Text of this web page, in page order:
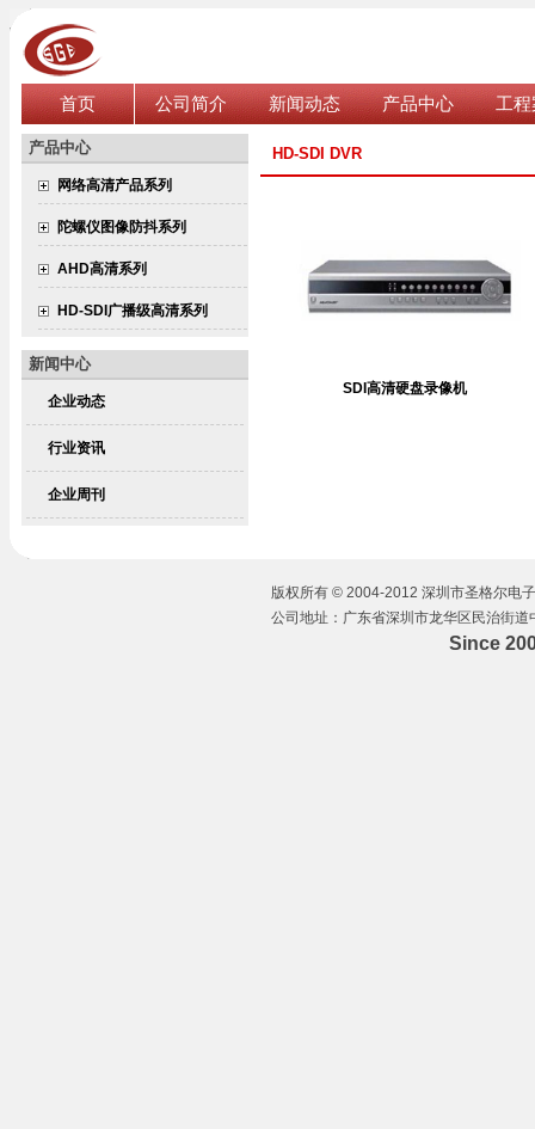
首页 公司简介 新闻动态 产品中心 工
产品中心
网络高清产品系列
陀螺仪图像防抖系列
AHD高清系列
HD-SDI广播级高清系列
新闻中心
企业动态
行业资讯
企业周刊
HD-SDI DVR
SDI高清硬盘录像机
版权所有 © 2004-2012 深圳市圣格尔电
公司地址：广东省深圳市龙华区民治街
Since